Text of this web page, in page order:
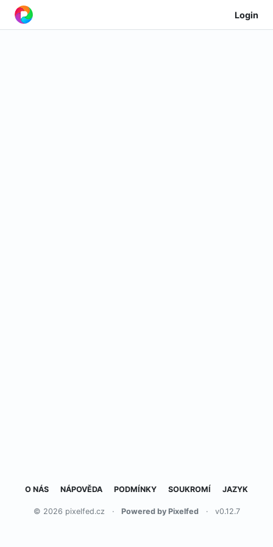
Login
O NÁS NÁPOVĚDA PODMÍNKY SOUKROMÍ JAZYK
© 2026 pixelfed.cz · Powered by Pixelfed · v0.12.7